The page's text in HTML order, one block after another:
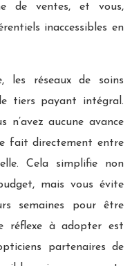
de ventes, et vous,
inaccessibles en
les réseaux de soins
tiers payant intégral.
n’avez aucune avance
fait directement entre
Cela simplifie non
mais vous évite
semaines pour être
réflexe à adopter est
partenaires de